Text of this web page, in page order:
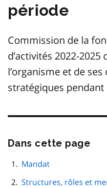
période
Commission de la
d’activités 2022-
l’organisme et de
stratégiques pendant
Dans cette page
Mandat
Structures, rôles et